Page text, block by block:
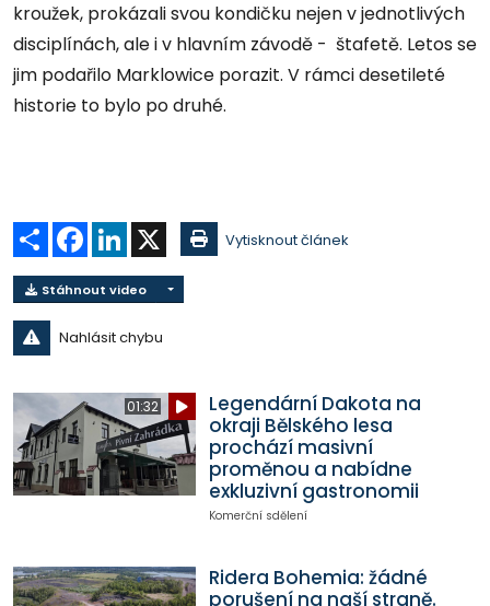
kroužek, prokázali svou kondičku nejen v jednotlivých
disciplínách, ale i v hlavním závodě - štafetě. Letos se
jim podařilo Marklowice porazit. V rámci desetileté
historie to bylo po druhé.
Sdílet Facebook
LinkedIn Vytisknout článek
Stáhnout video
Nahlásit chybu
01:32
Legendární Dakota na
okraji Bělského lesa
prochází masivní
proměnou a nabídne
exkluzivní gastronomii
Komerční sdělení
Ridera Bohemia: žádné
porušení na naší straně.